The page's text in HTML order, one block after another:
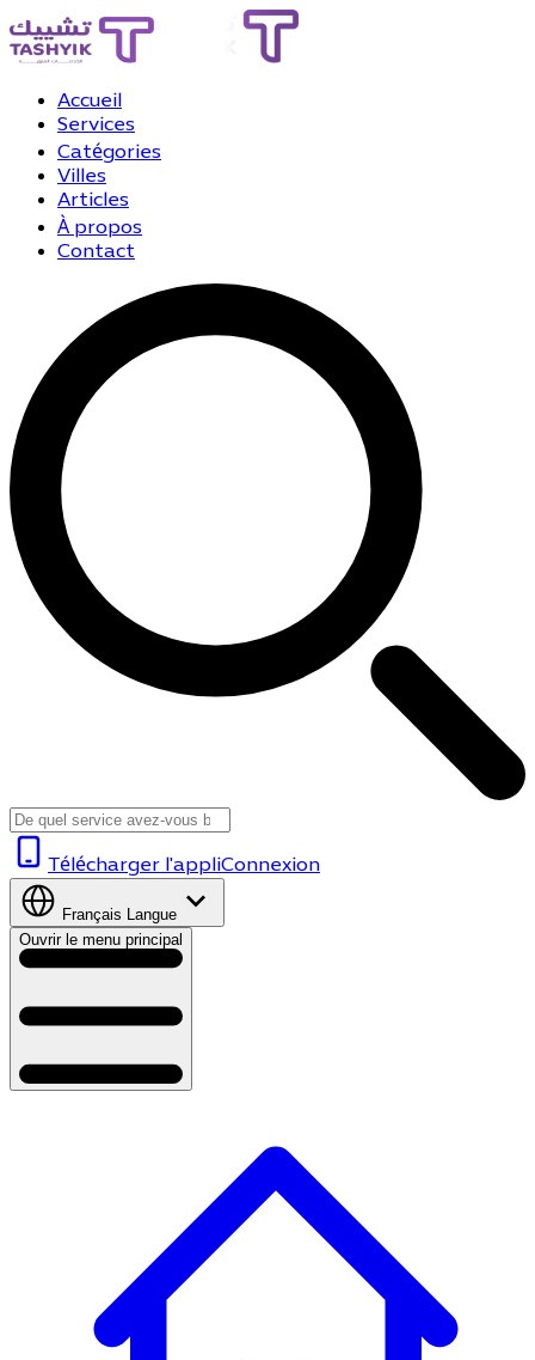
Accueil
Services
Catégories
Villes
Articles
À propos
Contact
Télécharger l'appliConnexion
Français Langue
Ouvrir le menu principal